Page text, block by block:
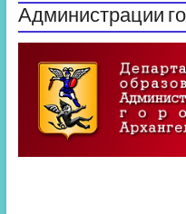
Администрации